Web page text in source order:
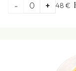
- 0 + 48 €